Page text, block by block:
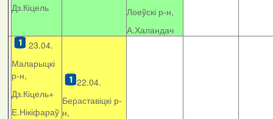
Дз.Кіцель
Лоеўскі р-н,
А.Халандач
23.04.
Маларыцкі
р-н,
Дз.Кіцель+
Е.Нікіфараў
22.04.
Бераставіцкі р-
н,